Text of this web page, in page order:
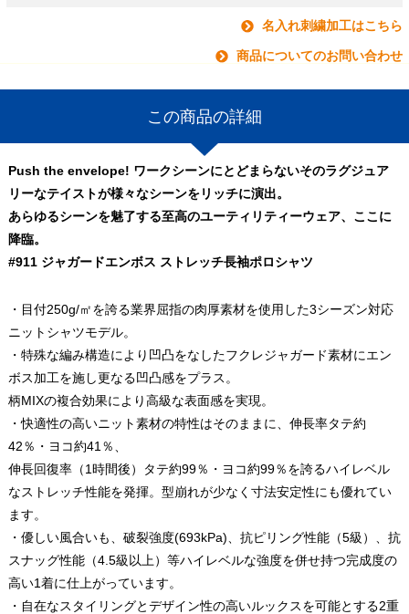
名入れ刺繍加工はこちら
商品についてのお問い合わせ
この商品の詳細
Push the envelope! ワークシーンにとどまらないそのラグジュア
リーなテイストが様々なシーンをリッチに演出。
あらゆるシーンを魅了する至高のユーティリティーウェア、ここに
降臨。
#911 ジャガードエンボス ストレッチ長袖ポロシャツ
・目付250g/㎡を誇る業界屈指の肉厚素材を使用した3シーズン対応
ニットシャツモデル。
・特殊な編み構造により凹凸をなしたフクレジャガード素材にエン
ボス加工を施し更なる凹凸感をプラス。
柄MIXの複合効果により高級な表面感を実現。
・快適性の高いニット素材の特性はそのままに、伸長率タテ約
42％・ヨコ約41％、
伸長回復率（1時間後）タテ約99％・ヨコ約99％を誇るハイレベル
なストレッチ性能を発揮。型崩れが少なく寸法安定性にも優れてい
ます。
・優しい風合いも、破裂強度(693kPa)、抗ピリング性能（5級）、抗
スナッグ性能（4.5級以上）等ハイレベルな強度を併せ持つ完成度の
高い1着に仕上がっています。
・自在なスタイリングとデザイン性の高いルックスを可能とする2重